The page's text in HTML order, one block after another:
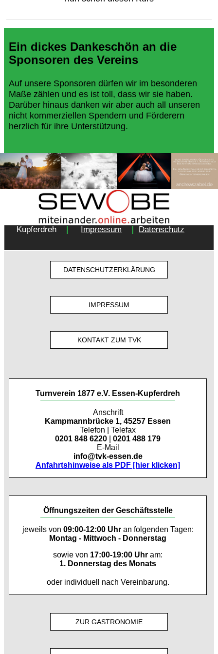
Ein dickes Dankeschön an die
Sponsoren des Vereins
Auf unsere Sponsoren dürfen wir im besonderen
Maße zählen und es ist toll, dass wir sie haben.
Darüber hinaus danken wir aber auch all unseren
nicht kommerziellen Spendern und Förderern
herzlich für ihre Unterstützung.
Copyright 2018 - Turnverein 1877 e.V. Essen-
Kupferdreh
| Impressum | Datenschutz
DATENSCHUTZERKLÄRUNG
IMPRESSUM
KONTAKT ZUM TVK
Turnverein 1877 e.V. Essen-Kupferdreh
Anschrift
Kampmannbrücke 1, 45257 Essen
Telefon | Telefax
0201 848 6220
0201 488 179
E-Mail
info@tvk-essen.de
Anfahrtshinweise als PDF [hier klicken]
Öffnungszeiten der Geschäftsstelle
jeweils von 09:00-12:00 Uhran folgenden Tagen:
Montag - Mittwoch - Donnerstag
sowie von 17:00-19:00 Uhr am:
1. Donnerstag des Monats
oder individuell nach Vereinbarung.
ZUR GASTRONOMIE